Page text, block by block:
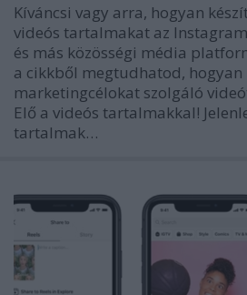
Kíváncsi vagy arra, hogyan
videós tartalmakat az
és más közösségi média
a cikkből megtudhatod, hogyan
marketingcélokat szolgáló
Elő a videós tartalmakkal!
tartalmak…